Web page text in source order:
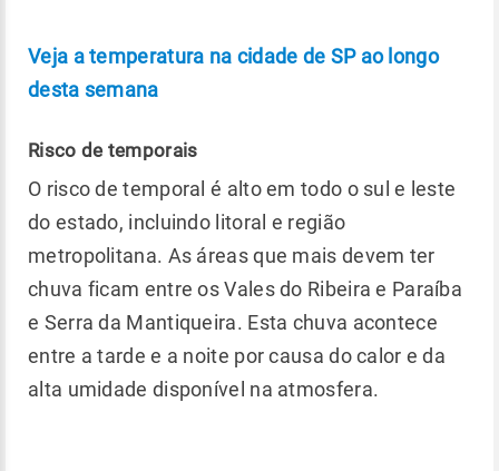
Veja a temperatura na cidade de SP ao longo
desta semana
Risco de temporais
O risco de temporal é alto em todo o sul e leste
do estado, incluindo litoral e região
metropolitana. As áreas que mais devem ter
chuva ficam entre os Vales do Ribeira e Paraíba
e Serra da Mantiqueira. Esta chuva acontece
entre a tarde e a noite por causa do calor e da
alta umidade disponível na atmosfera.